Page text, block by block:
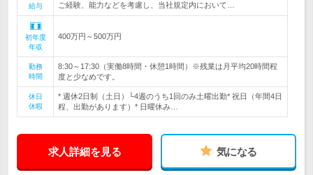
給与
ご経験、能力などを考慮し、当社規定内において…
初年度
年収
400万円～500万円
勤務
時間
8:30～17:30（実働8時間・休憩1時間）※残業は月平均20時間程
度と少なめです。
休日
休暇
* 週休2日制（土日）└4週のうち1回のみ土曜出勤* 祝日（年間4日
程、出勤があります）* 日曜休み…
求人詳細を見る 気になる